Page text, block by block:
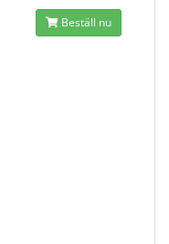
Beställ nu